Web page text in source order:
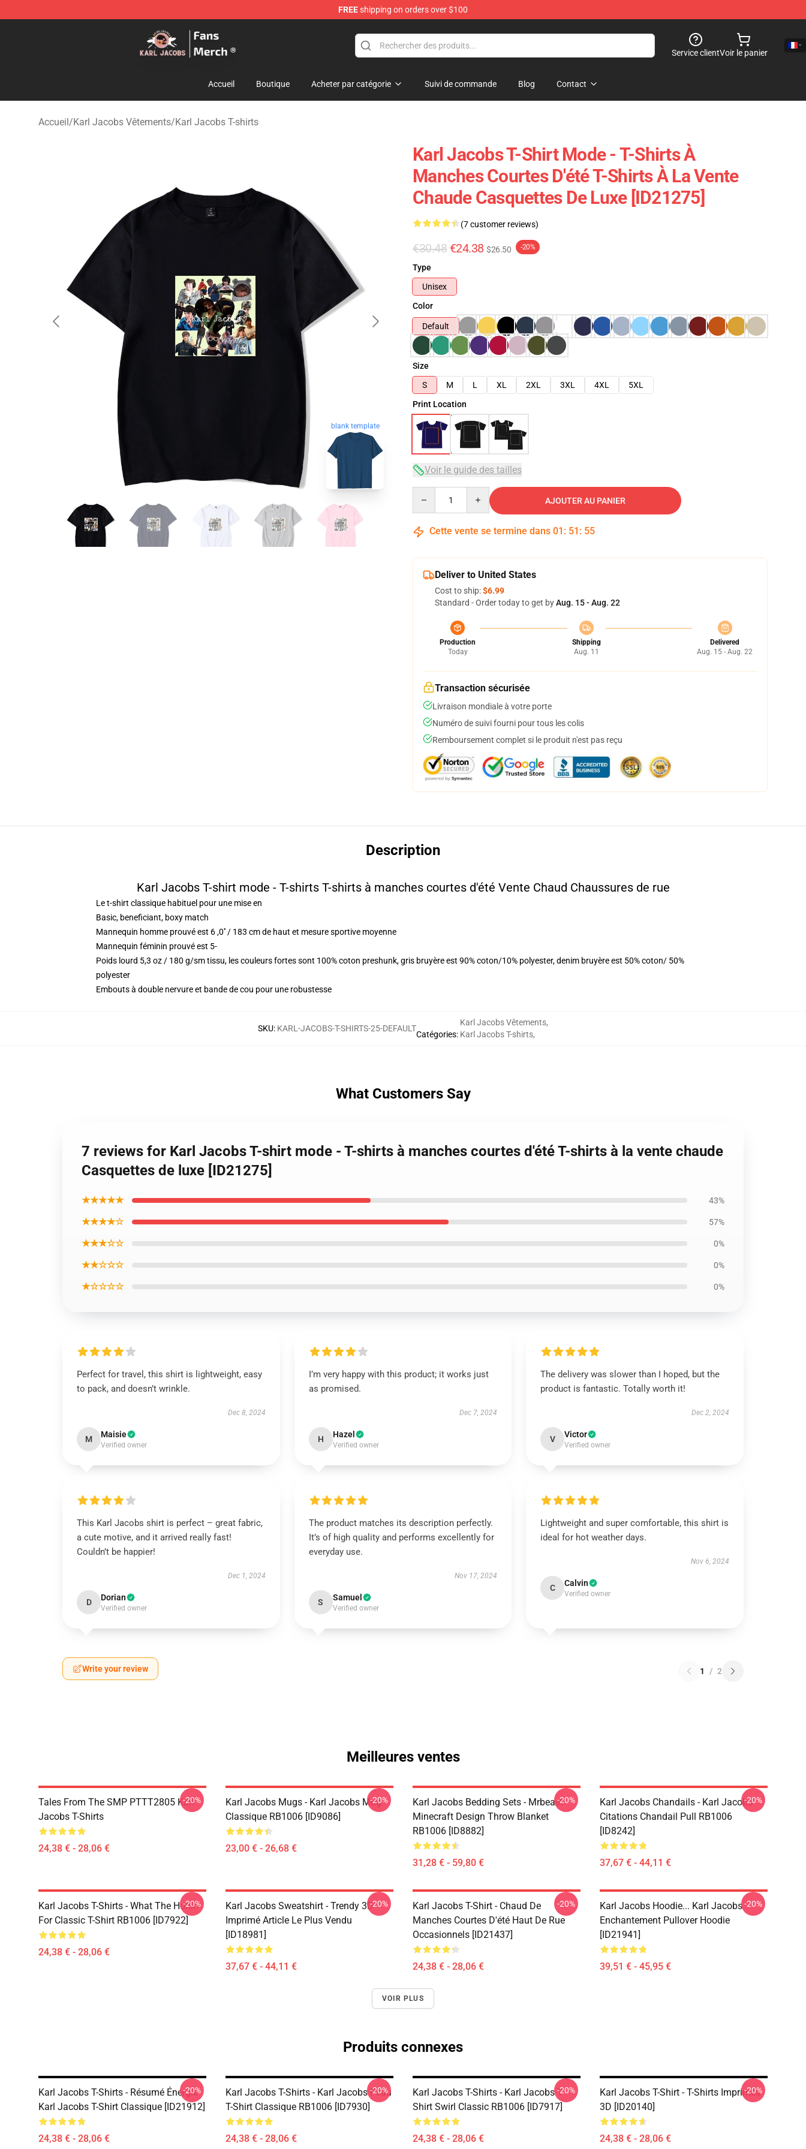
FREEshipping on orders over $100
Karl Jacobs Store - Official Karl Jacobs Merchandise Shop
Service clientVoir le panier
Accueil Boutique Acheter par catégorie Suivi de commande Blog Contact
Accueil/Karl Jacobs Vêtements/Karl Jacobs T-shirts
blank template
Karl Jacobs T-Shirt Mode - T-Shirts À
Manches Courtes D'été T-Shirts À La Vente
Chaude Casquettes De Luxe [ID21275]
(7 customer reviews)
€30.48 €24.38 $26.50 -20%
Type
Unisex
Color
Default
Size
S
M L XL 2XL 3XL 4XL
5XL
Print Location
Voir le guide des tailles
AJOUTER AU PANIER
Cette vente se termine dans 01 : 51 : 54
Deliver to United States
Cost to ship:$6.99
Standard - Order today to get byAug. 15 - Aug. 22
Production
Today
Shipping
Aug. 11
Delivered
Aug. 15 - Aug. 22
Transaction sécurisée
Livraison mondiale à votre porte
Numéro de suivi fourni pour tous les colis
Remboursement complet si le produit n'est pas reçu
Description
Karl Jacobs T-shirt mode - T-shirts T-shirts à manches courtes d'été Vente Chaud Chaussures de rue
Le t-shirt classique habituel pour une mise en
Basic, beneficiant, boxy match
Mannequin homme prouvé est 6 ,0′′ / 183 cm de haut et mesure sportive moyenne
Mannequin féminin prouvé est 5-
Poids lourd 5,3 oz / 180 g/sm tissu, les couleurs fortes sont 100% coton preshunk, gris bruyère est 90% coton/10% polyester, denim bruyère est 50% coton/ 50%
polyester
Embouts à double nervure et bande de cou pour une robustesse
SKU: KARL-JACOBS-T-SHIRTS-25-DEFAULT
Catégories:
Karl Jacobs Vêtements,
Karl Jacobs T-shirts,
What Customers Say
7 reviews for Karl Jacobs T-shirt mode - T-shirts à manches courtes d'été T-shirts à la vente chaude
Casquettes de luxe [ID21275]
★★★★★ 43%
★★★★☆ 57%
★★★☆☆ 0%
★★☆☆☆ 0%
★☆☆☆☆ 0%
Perfect for travel, this shirt is lightweight, easy
to pack, and doesn’t wrinkle.
Dec 8, 2024
M Maisie
Verified owner
I’m very happy with this product; it works just
as promised.
Dec 7, 2024
H Hazel
Verified owner
The delivery was slower than I hoped, but the
product is fantastic. Totally worth it!
Dec 2, 2024
V Victor
Verified owner
This Karl Jacobs shirt is perfect – great fabric,
a cute motive, and it arrived really fast!
Couldn’t be happier!
Dec 1, 2024
D Dorian
Verified owner
The product matches its description perfectly.
It’s of high quality and performs excellently for
everyday use.
Nov 17, 2024
S Samuel
Verified owner
Lightweight and super comfortable, this shirt is
ideal for hot weather days.
Nov 6, 2024
C Calvin
Verified owner
Write your review 1 / 2
Meilleures ventes
Tales From The SMP PTTT2805 Karl
Jacobs T-Shirts
24,38 € - 28,06 €
-20%
Karl Jacobs Mugs - Karl Jacobs Mug
Classique RB1006 [ID9086]
23,00 € - 26,68 €
-20%
Karl Jacobs Bedding Sets - Mrbeast
Minecraft Design Throw Blanket
RB1006 [ID8882]
31,28 € - 59,80 €
-20%
Karl Jacobs Chandails - Karl Jacobs
Citations Chandail Pull RB1006
[ID8242]
37,67 € - 44,11 €
-20%
Karl Jacobs T-Shirts - What The Honk?
For Classic T-Shirt RB1006 [ID7922]
24,38 € - 28,06 €
-20%
Karl Jacobs Sweatshirt - Trendy 3D
Imprimé Article Le Plus Vendu
[ID18981]
37,67 € - 44,11 €
-20%
Karl Jacobs T-Shirt - Chaud De
Manches Courtes D'été Haut De Rue
Occasionnels [ID21437]
24,38 € - 28,06 €
-20%
Karl Jacobs Hoodie... Karl Jacobs
Enchantement Pullover Hoodie
[ID21941]
39,51 € - 45,95 €
-20%
VOIR PLUS
Produits connexes
Karl Jacobs T-Shirts - Résumé Énergie
Karl Jacobs T-Shirt Classique [ID21912]
24,38 € - 28,06 €
-20%
Karl Jacobs T-Shirts - Karl Jacobs Peau
T-Shirt Classique RB1006 [ID7930]
24,38 € - 28,06 €
-20%
Karl Jacobs T-Shirts - Karl Jacobs T-
Shirt Swirl Classic RB1006 [ID7917]
24,38 € - 28,06 €
-20%
Karl Jacobs T-Shirt - T-Shirts Imprimés
3D [ID20140]
24,38 € - 28,06 €
-20%